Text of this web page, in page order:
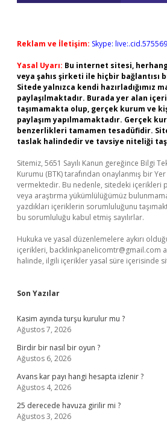
Reklam ve İletişim: Skype:
Yasal Uyarı: Bu internet sitesi,
veya şahıs şirketi ile hiçbir bağlantısı
Sitede yalnızca kendi hazırladığımız
paylaşılmaktadır. Burada yer alan
taşımamakta olup, gerçek kurum ve
paylaşım yapılmamaktadır. Gerçek
benzerlikleri tamamen tesadüfidir.
taslak halindedir ve tavsiye niteliği
Sitemiz, 5651 Sayılı Kanun gereğince Bilgi
Kurumu (BTK) tarafından onaylanmış bir
vermektedir. Bu nedenle, sitedeki içerikleri
veya araştırma yükümlülüğümüz
yazdıkları içeriklerin sorumluluğunu
bu sorumluluğu kabul etmiş sayılırlar.
Hukuka ve yasal düzenlemelere aykırı
içerikleri, backlinkpanelicomtr@gmail.com
halinde, ilgili içerikler yasal süre içerisinde
Son Yazılar
Kasim ayında turşu kurulur mu ?
Ağustos 7, 2026
Birdir bir nasıl bir oyun ?
Ağustos 6, 2026
Avans kar payı hangi hesapta izlenir ?
Ağustos 4, 2026
25 derecede havuza girilir mi ?
Ağustos 3, 2026